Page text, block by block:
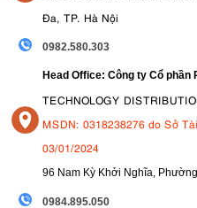
Đa, TP. Hà Nội
0982.580.303
Head Office: Công ty Cổ phần
TECHNOLOGY
MSDN: 0318238276 do Sở
03/01/2024
96 Nam Kỳ Khởi Nghĩa,
0984.895.050